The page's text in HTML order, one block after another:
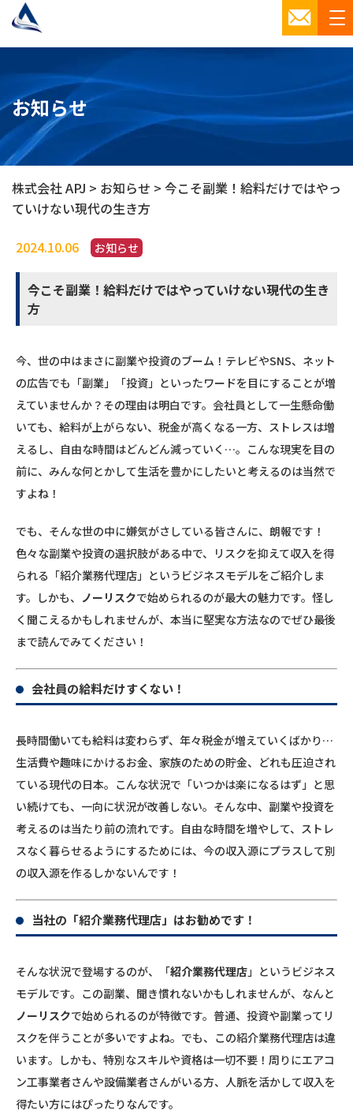
お知らせ
株式会社 APJ > お知らせ > 今こそ副業！給料だけではやっ
ていけない現代の生き方
2024.10.06 お知らせ
今こそ副業！給料だけではやっていけない現代の生き
方
今、世の中はまさに副業や投資のブーム！テレビやSNS、ネット
の広告でも「副業」「投資」といったワードを目にすることが増
えていませんか？その理由は明白です。会社員として一生懸命働
いても、給料が上がらない、税金が高くなる一方、ストレスは増
えるし、自由な時間はどんどん減っていく…。こんな現実を目の
前に、みんな何とかして生活を豊かにしたいと考えるのは当然で
すよね！
でも、そんな世の中に嫌気がさしている皆さんに、朗報です！
色々な副業や投資の選択肢がある中で、リスクを抑えて収入を得
られる「紹介業務代理店」というビジネスモデルをご紹介しま
す。しかも、 ノーリスクで始められるのが最大の魅力です。怪し
く聞こえるかもしれませんが、本当に堅実な方法なのでぜひ最後
まで読んでみてください！
会社員の給料だけすくない！
長時間働いても給料は変わらず、年々税金が増えていくばかり…
生活費や趣味にかけるお金、家族のための貯金、どれも圧迫され
ている現代の日本。こんな状況で「いつかは楽になるはず」と思
い続けても、一向に状況が改善しない。そんな中、副業や投資を
考えるのは当たり前の流れです。自由な時間を増やして、ストレ
スなく暮らせるようにするためには、今の収入源にプラスして別
の収入源を作るしかないんです！
当社の「紹介業務代理店」はお勧めです！
そんな状況で登場するのが、「紹介業務代理店」というビジネス
モデルです。この副業、聞き慣れないかもしれませんが、なんと
ノーリスクで始められるのが特徴です。普通、投資や副業ってリ
スクを伴うことが多いですよね。でも、この紹介業務代理店は違
います。しかも、特別なスキルや資格は一切不要！周りにエアコ
ン工事業者さんや設備業者さんがいる方、人脈を活かして収入を
得たい方にはぴったりなんです。